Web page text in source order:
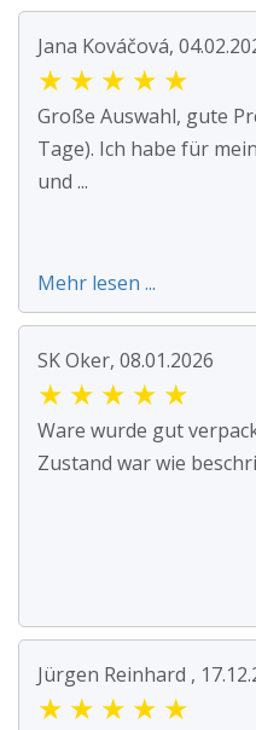
Jana Kováčová,
★ ★ ★ ★ ★
Große Auswahl, gute
Tage). Ich habe für
und ...
Mehr lesen ...
SK Oker, 08.01.2026
★ ★ ★ ★ ★
Ware wurde gut
Zustand war wie
Jürgen Reinhard ,
★ ★ ★ ★ ★